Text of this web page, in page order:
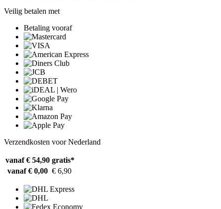
Veilig betalen met
Betaling vooraf
Verzendkosten voor Nederland
vanaf € 54,90 gratis*
vanaf € 0,00 € 6,90